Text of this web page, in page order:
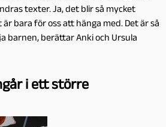
texter. Ja, det blir så mycket
bara för oss att hänga med. Det är så
barnen, berättar Anki och Ursula
i ett större